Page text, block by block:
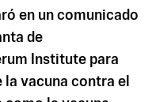
en un comunicado
de
Institute para
vacuna contra el